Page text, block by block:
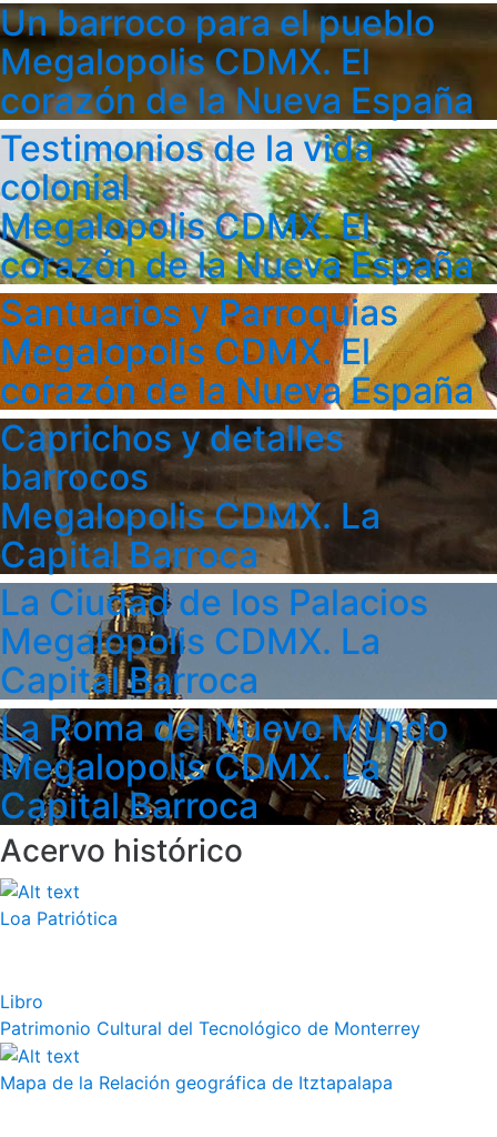
Un barroco para el pueblo
Megalopolis CDMX. El
corazón de la Nueva España
Testimonios de la vida
colonial
Megalopolis CDMX. El
corazón de la Nueva España
Santuarios y Parroquias
Megalopolis CDMX. El
corazón de la Nueva España
Caprichos y detalles
barrocos
Megalopolis CDMX. La
Capital Barroca
La Ciudad de los Palacios
Megalopolis CDMX. La
Capital Barroca
La Roma del Nuevo Mundo
Megalopolis CDMX. La
Capital Barroca
Acervo histórico
Loa Patriótica
Libro
Patrimonio Cultural del Tecnológico de Monterrey
Mapa de la Relación geográfica de Itztapalapa